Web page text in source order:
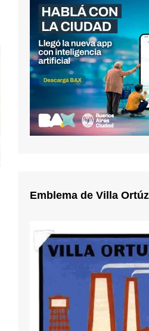
Emblema de Villa